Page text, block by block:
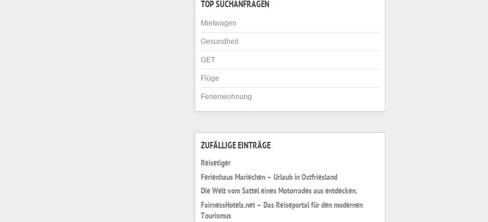
TOP SUCHANFRAGEN
Mietwagen
Gesundheit
GET
Flüge
Ferienwohnung
ZUFÄLLIGE EINTRÄGE
Reisetiger
Ferienhaus Mariechen – Urlaub in Ostfriesland
Die Welt vom Sattel eines Motorrades aus entdecken.
FairnessHotels.net – Das Reiseportal für den modernen
Tourismus